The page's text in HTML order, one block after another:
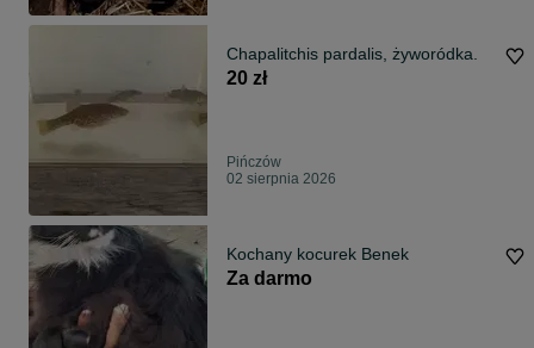
Chapalitchis pardalis, żyworódka.
20 zł
Pińczów
02 sierpnia 2026
Kochany kocurek Benek
Za darmo